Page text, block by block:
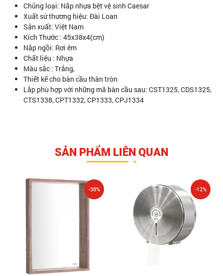
Chủng loại: Nắp nhựa bệt vệ sinh Caesar
Xuất sứ thương hiệu: Đài Loan
Sản xuất: Việt Nam
Kích Thước : 45x38x4(cm)
Nắp ngồi: Rơi êm
Chất liệu : Nhựa
Màu sắc : Trắng,
Thiết kế cho bàn cầu thân tròn
Lắp phù hợp với những mã bàn cầu sau: CST1325, CDS1325,
CTS1338, CPT1332, CP1333, CPJ1334
SẢN PHẨM LIÊN QUAN
-38% -12%